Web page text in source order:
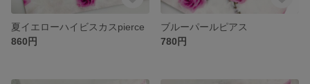
夏イエローハイビスカスpierce
860円
ブルーパールピアス
780円